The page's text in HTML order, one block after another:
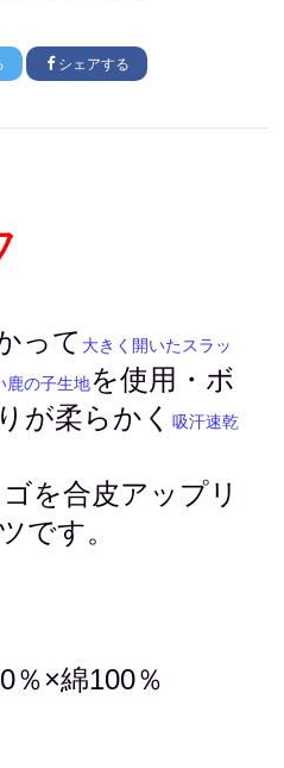
シェアする
って 大きく開いたスラッ
鹿の子生地を使用・ボ
が柔らかく吸汗速乾
を合皮アップリ
です。
％×綿100％